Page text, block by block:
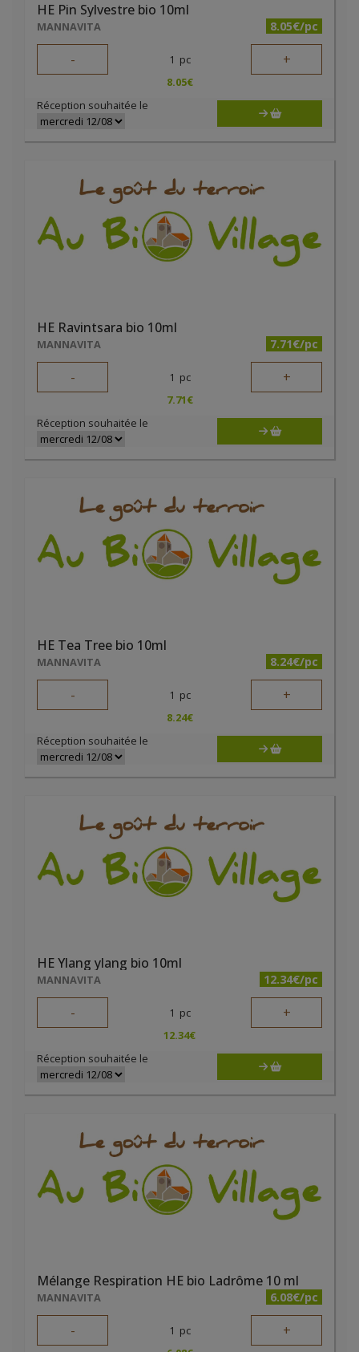
HE Pin Sylvestre bio 10ml
MANNAVITA 8.05€/pc
- 1 pc +
8.05€
Réception souhaitée le
HE Ravintsara bio 10ml
MANNAVITA 7.71€/pc
- 1 pc +
7.71€
Réception souhaitée le
HE Tea Tree bio 10ml
MANNAVITA 8.24€/pc
- 1 pc +
8.24€
Réception souhaitée le
HE Ylang ylang bio 10ml
MANNAVITA 12.34€/pc
- 1 pc +
12.34€
Réception souhaitée le
Mélange Respiration HE bio Ladrôme 10 ml
MANNAVITA 6.08€/pc
- 1 pc +